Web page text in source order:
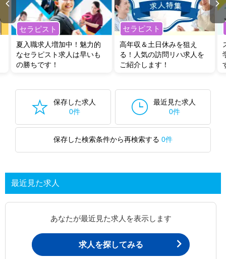
セラピスト
夏入職求人増加中！魅力的
なセラピスト求人は早いも
の勝ちです！
セラピスト
高年収＆土日休みを狙え
る！人気の訪問リハ求人を
ご紹介します！
保存した求人
0件
最近見た求人
0件
保存した検索条件から再検索する 0件
最近見た求人
あなたが最近見た求人を表示します
求人を探してみる